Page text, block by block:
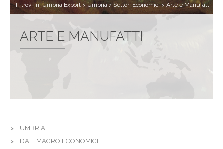
Ti trovi in:Umbria Export >Umbria > Settori Economici> Arte e Manufatti
ARTE E MANUFATTI
UMBRIA
DATI MACRO ECONOMICI